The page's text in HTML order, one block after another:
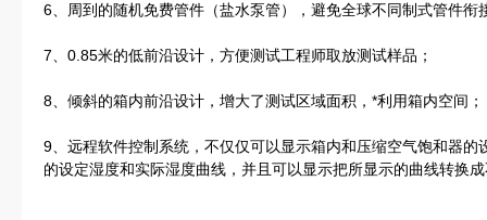
6、周到的随机免费管件（盐水泵管），避免全球不同制式管件衔
7、0.85米的低前沿设计，方便测试工程师取放测试样品；
8、倾斜的箱内前沿设计，增大了测试区域面积，*利用箱内空间；
9、远程软件控制系统，不仅仅可以显示箱内和压缩空气饱和器
的设定湿度和实际湿度曲线，并且可以显示把所显示的曲线转换